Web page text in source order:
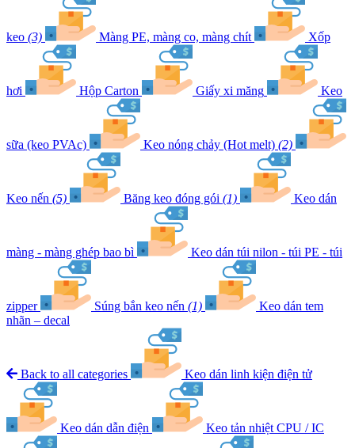
keo (3) Màng PE, màng co, màng chít Xốp
hơi Hộp Carton Giấy xi măng Keo
sữa (keo PVAc) Keo nóng chảy (Hot melt) (2)
Keo nến (5) Băng keo đóng gói (1) Keo dán
màng - màng ghép bao bì Keo dán túi nilon - túi PE - túi
zipper Súng bắn keo nến (1)
Keo dán tem
nhãn – decal
Back to all categories Keo dán linh kiện điện tử
Keo dán dẫn điện Keo tản nhiệt CPU / IC